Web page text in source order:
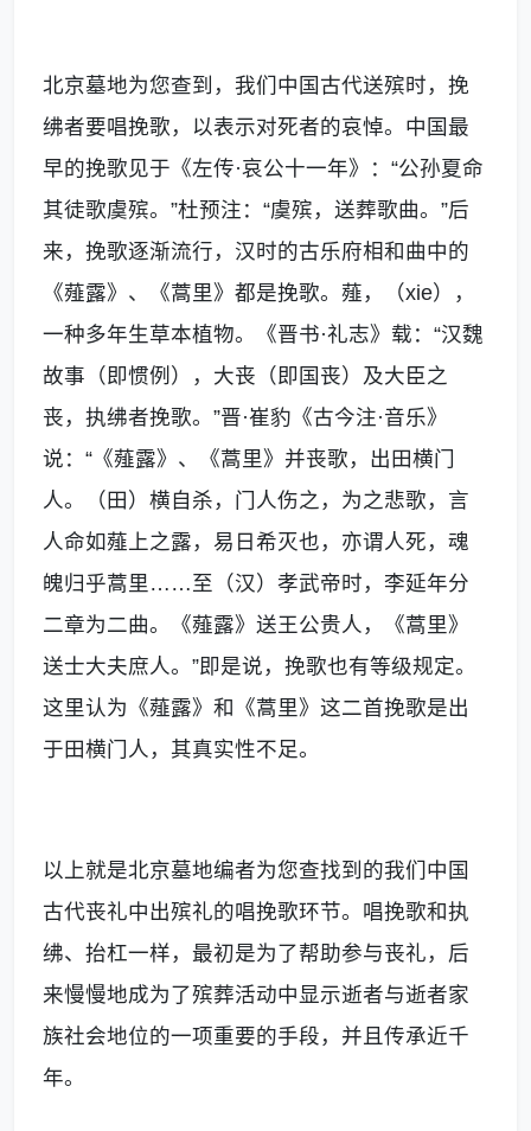
北京墓地为您查到，我们中国古代送殡时，挽
绋者要唱挽歌，以表示对死者的哀悼。中国最
早的挽歌见于《左传·哀公十一年》：“公孙夏命
其徒歌虞殡。”杜预注：“虞殡，送葬歌曲。”后
来，挽歌逐渐流行，汉时的古乐府相和曲中的
《薤露》、《蒿里》都是挽歌。薤，（xie），
一种多年生草本植物。《晋书·礼志》载：“汉魏
故事（即惯例），大丧（即国丧）及大臣之
丧，执绋者挽歌。”晋·崔豹《古今注·音乐》
说：“《薤露》、《蒿里》并丧歌，出田横门
人。（田）横自杀，门人伤之，为之悲歌，言
人命如薤上之露，易日希灭也，亦谓人死，魂
魄归乎蒿里 ……至（汉）孝武帝时，李延年分
二章为二曲。《薤露》送王公贵人，《蒿里》
送士大夫庶人。”即是说，挽歌也有等级规定。
这里认为《薤露》和《蒿里》这二首挽歌是出
于田横门人，其真实性不足。
以上就是北京墓地编者为您查找到的我们中国
古代丧礼中出殡礼的唱挽歌环节。唱挽歌和执
绋、抬杠一样，最初是为了帮助参与丧礼，后
来慢慢地成为了殡葬活动中显示逝者与逝者家
族社会地位的一项重要的手段，并且传承近千
年。